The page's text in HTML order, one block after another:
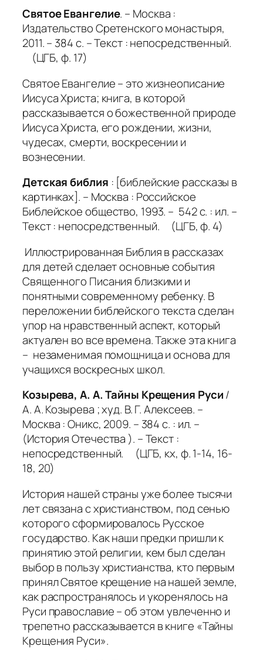
Святое Евангелие. – Москва :
Издательство Сретенского монастыря,
2011. – 384 с. – Текст : непосредственный.
(ЦГБ, ф. 17)
Святое Евангелие – это жизнеописание
Иисуса Христа; книга, в которой
рассказывается о божественной природе
Иисуса Христа, его рождении, жизни,
чудесах, смерти, воскресении и
вознесении.
Детская библия : [библейские рассказы в
картинках]. – Москва : Российское
Библейское общество, 1993. – 542 с. : ил. –
Текст : непосредственный. (ЦГБ, ф. 4)
Иллюстрированная Библия в рассказах
для детей сделает основные события
Священного Писания близкими и
понятными современному ребенку. В
переложении библейского текста сделан
упор на нравственный аспект, который
актуален во все времена. Также эта книга
– незаменимая помощница и основа для
учащихся воскресных школ.
Козырева, А. А. Тайны Крещения Руси/
А. А. Козырева ; худ. В. Г. Алексеев. –
Москва : Оникс, 2009. – 384 с. : ил. –
(История Отечества ). – Текст :
непосредственный. (ЦГБ, кх, ф. 1-14, 16-
18, 20)
История нашей страны уже более тысячи
лет связана с христианством, под сенью
которого сформировалось Русское
государство. Как наши предки пришли к
принятию этой религии, кем был сделан
выбор в пользу христианства, кто первым
принял Святое крещение на нашей земле,
как распространялось и укоренялось на
Руси православие – об этом увлеченно и
трепетно рассказывается в книге «Тайны
Крещения Руси».